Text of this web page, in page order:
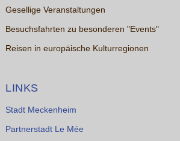
Gesellige Veranstaltungen
Besuchsfahrten zu besonderen "Events"
Reisen in europäische Kulturregionen
LINKS
Stadt Meckenheim
Partnerstadt Le Mée